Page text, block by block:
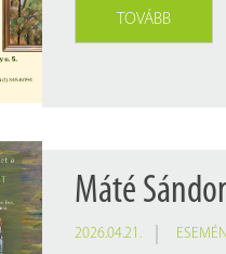
kitüntetett kollégáink
katalógus
TOVÁBB
Máté
2026.04.21.